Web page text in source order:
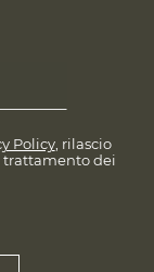
Policy, rilascio
trattamento dei